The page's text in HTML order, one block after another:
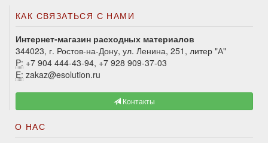
КАК СВЯЗАТЬСЯ С НАМИ
Интернет-магазин расходных материалов
344023, г. Ростов-на-Дону, ул. Ленина, 251, литер "А"
P: +7 904 444-43-94, +7 928 909-37-03
E: zakaz@esolution.ru
Контакты
О НАС